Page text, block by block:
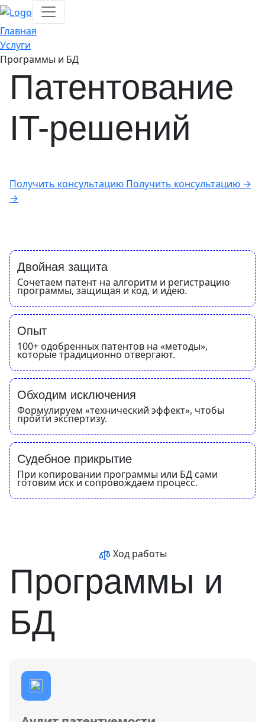
Главная
Услуги
Программы и БД
Патентование
IT-решений
Получить консультацию Получить консультацию →
→
Двойная защита
Сочетаем патент на алгоритм и регистрацию
программы, защищая и код, и идею.
Опыт
100+ одобренных патентов на «методы»,
которые традиционно отвергают.
Обходим исключения
Формулируем «технический эффект», чтобы
пройти экспертизу.
Судебное прикрытие
При копировании программы или БД сами
готовим иск и сопровождаем процесс.
Ход работы
Программы и
БД